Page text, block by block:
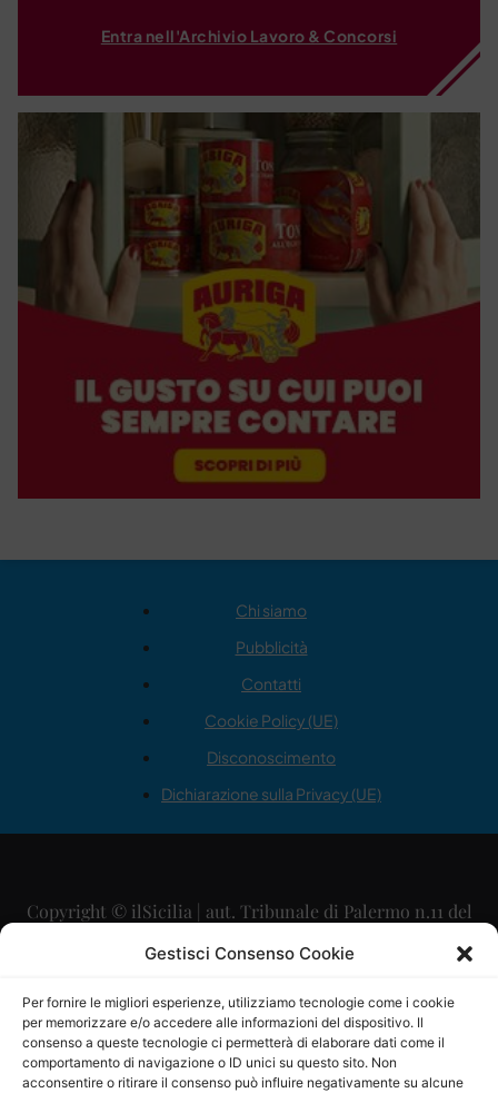
Gestisci Consenso Cookie
Per fornire le migliori esperienze, utilizziamo tecnologie come i cookie
per memorizzare e/o accedere alle informazioni del dispositivo. Il
consenso a queste tecnologie ci permetterà di elaborare dati come il
comportamento di navigazione o ID unici su questo sito. Non
acconsentire o ritirare il consenso può influire negativamente su alcune
Entra nell'Archivio Lavoro & Concorsi
Chi siamo
Pubblicità
Contatti
Cookie Policy (UE)
Disconoscimento
Dichiarazione sulla Privacy (UE)
Copyright © ilSicilia | aut. Tribunale di Palermo n.11 del
29/09/2015
Direttore Editoriale: Maurizio Scaglione
Direttore Responsabile: Maria Calabrese